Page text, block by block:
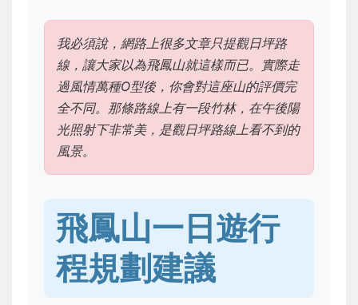
我必須說，網路上很多文章只提觀日坪路
線，讓大家以為飛鳳山就這樣而已。實際走
過風情萬種O型後，你會對這座山的評價完
全不同。那條路線上有一段竹林，在午後陽
光照射下非常美，是觀日坪路線上看不到的
風景。
飛鳳山一日遊行
程規劃建議